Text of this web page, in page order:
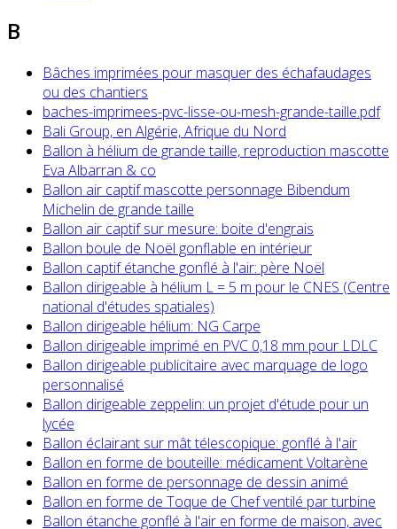
B
Bâches imprimées pour masquer des échafaudages
ou des chantiers
baches-imprimees-pvc-lisse-ou-mesh-grande-taille.pdf
Bali Group, en Algérie, Afrique du Nord
Ballon à hélium de grande taille, reproduction mascotte
Eva Albarran & co
Ballon air captif mascotte personnage Bibendum
Michelin de grande taille
Ballon air captif sur mesure: boite d'engrais
Ballon boule de Noël gonflable en intérieur
Ballon captif étanche gonflé à l'air: père Noël
Ballon dirigeable à hélium L = 5 m pour le CNES (Centre
national d'études spatiales)
Ballon dirigeable hélium: NG Carpe
Ballon dirigeable imprimé en PVC 0,18 mm pour LDLC
Ballon dirigeable publicitaire avec marquage de logo
personnalisé
Ballon dirigeable zeppelin: un projet d'étude pour un
lycée
Ballon éclairant sur mât télescopique: gonflé à l'air
Ballon en forme de bouteille: médicament Voltarène
Ballon en forme de personnage de dessin animé
Ballon en forme de Toque de Chef ventilé par turbine
Ballon étanche gonflé à l'air en forme de maison, avec